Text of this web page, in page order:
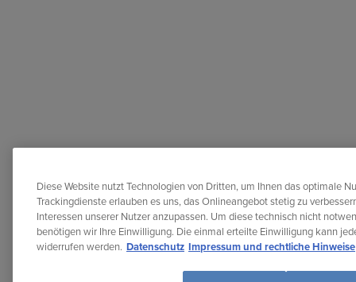
Diese Website nutzt Technologien von Dritten, um Ihnen das optimale
Trackingdienste erlauben es uns, das Onlineangebot stetig zu
Interessen unserer Nutzer anzupassen. Um diese technisch nicht
benötigen wir Ihre Einwilligung. Die einmal erteilte Einwilligung kann
widerrufen werden. Datenschutz Impressum und rechtliche Hinweise